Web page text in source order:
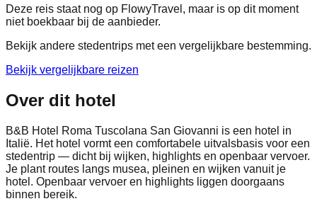
Deze reis staat nog op FlowyTravel, maar is op dit moment
niet boekbaar bij de aanbieder.
Bekijk andere stedentrips met een vergelijkbare bestemming.
Bekijk vergelijkbare reizen
Over dit hotel
B&B Hotel Roma Tuscolana San Giovanni is een hotel in
Italië. Het hotel vormt een comfortabele uitvalsbasis voor een
stedentrip — dicht bij wijken, highlights en openbaar vervoer.
Je plant routes langs musea, pleinen en wijken vanuit je
hotel. Openbaar vervoer en highlights liggen doorgaans
binnen bereik.